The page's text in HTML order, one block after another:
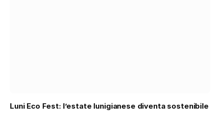
Luni Eco Fest: l’estate lunigianese diventa sostenibile